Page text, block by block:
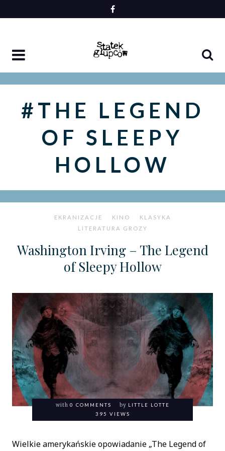
to
#THE LEGEND
OF SLEEPY
HOLLOW
EKRANIZACJE KINO
KLASYKA
LITERATURA GROZY
Washington Irving – The Legend
of Sleepy Hollow
with 0 COMMENTS by LITTLE LOTTE
395 VIEWS
Wielkie amerykańskie opowiadanie „The Legend of